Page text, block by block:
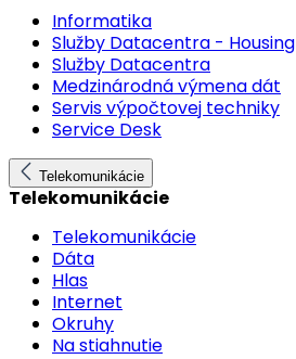
Informatika
Služby Datacentra - Housing
Služby Datacentra
Medzinárodná výmena dát
Servis výpočtovej techniky
Service Desk
Telekomunikácie
Telekomunikácie
Telekomunikácie
Dáta
Hlas
Internet
Okruhy
Na stiahnutie